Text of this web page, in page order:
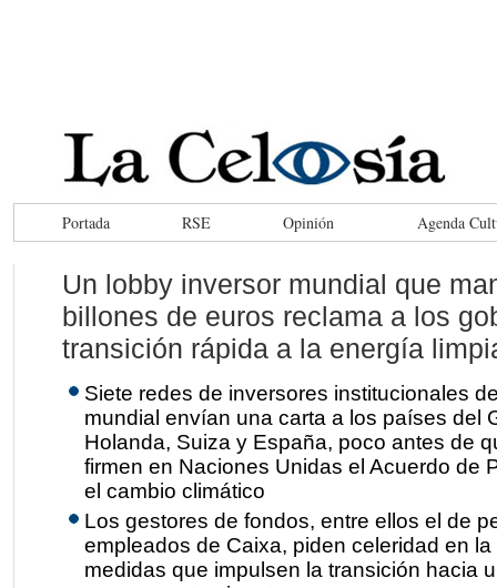
Portada RSE Opinión Agenda
Un lobby inversor mundial que
billones de euros reclama a los
transición rápida a la energía
Siete redes de inversores institucionales
mundial envían una carta a los países del
Holanda, Suiza y España, poco antes de
firmen en Naciones Unidas el Acuerdo de
el cambio climático
Los gestores de fondos, entre ellos el de
empleados de Caixa, piden celeridad en
medidas que impulsen la transición hacia